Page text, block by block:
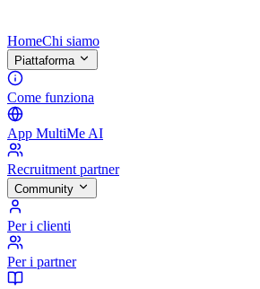
HomeChi siamo
Piattaforma
Come funziona
App MultiMe AI
Recruitment partner
Community
Per i clienti
Per i partner